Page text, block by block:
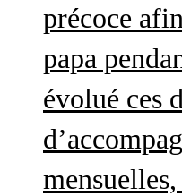
précoce
papa
évolué ces